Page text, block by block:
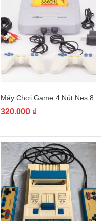
Máy Chơi Game 4 Nút Nes 8
320.000 ₫